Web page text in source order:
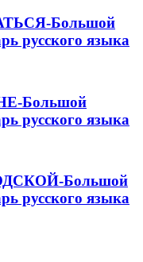
Большой
русского языка
Большой
русского языка
Большой
русского языка